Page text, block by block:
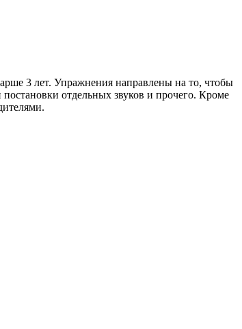
3 лет. Упражнения направлены на то, чтобы
отдельных звуков и прочего. Кроме